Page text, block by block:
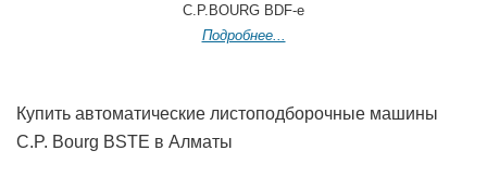
C.P.BOURG BDF-e
Подробнее...
Купить автоматические листоподборочные машины
C.P. Bourg BSTE в Алматы